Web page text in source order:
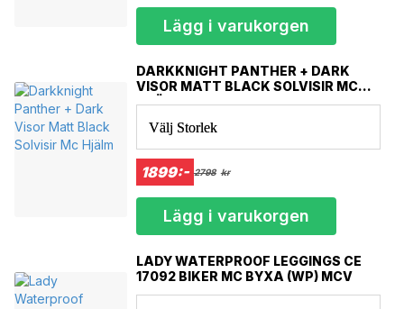
Lägg i varukorgen
DARKKNIGHT PANTHER + DARK
VISOR MATT BLACK SOLVISIR MC
HJÄLM
Välj Storlek
1899:- 2798 kr
Lägg i varukorgen
LADY WATERPROOF LEGGINGS CE
17092 BIKER MC BYXA (WP) MCV